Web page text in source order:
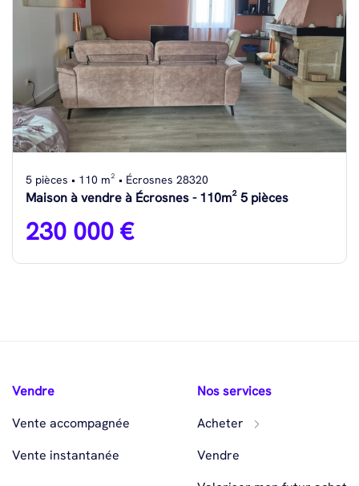
5 pièces • 110 m² • Écrosnes 28320
Maison à vendre à Écrosnes - 110m² 5 pièces
230 000 €
Vendre
Vente accompagnée
Vente instantanée
Nos services
Acheter
Vendre